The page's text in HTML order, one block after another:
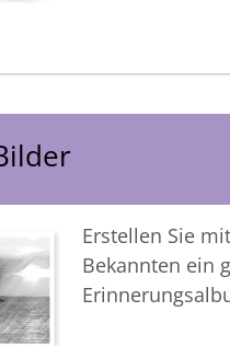
Erstellen Sie
Bekannten ein